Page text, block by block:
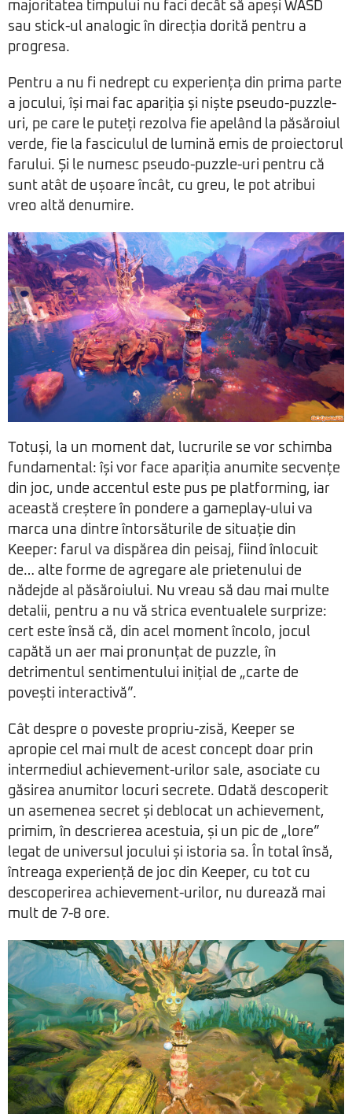
majoritatea timpului nu faci decât să apeși WASD
sau stick-ul analogic în direcția dorită pentru a
progresa.
Pentru a nu fi nedrept cu experiența din prima parte
a jocului, își mai fac apariția și niște pseudo-puzzle-
uri, pe care le puteți rezolva fie apelând la păsăroiul
verde, fie la fasciculul de lumină emis de proiectorul
farului. Și le numesc pseudo-puzzle-uri pentru că
sunt atât de ușoare încât, cu greu, le pot atribui
vreo altă denumire.
Totuși, la un moment dat, lucrurile se vor schimba
fundamental: își vor face apariția anumite secvențe
din joc, unde accentul este pus pe platforming, iar
această creștere în pondere a gameplay-ului va
marca una dintre întorsăturile de situație din
Keeper: farul va dispărea din peisaj, fiind înlocuit
de… alte forme de agregare ale prietenului de
nădejde al păsăroiului. Nu vreau să dau mai multe
detalii, pentru a nu vă strica eventualele surprize:
cert este însă că, din acel moment încolo, jocul
capătă un aer mai pronunțat de puzzle, în
detrimentul sentimentului inițial de „carte de
povești interactivă”.
Cât despre o poveste propriu-zisă, Keeper se
apropie cel mai mult de acest concept doar prin
intermediul achievement-urilor sale, asociate cu
găsirea anumitor locuri secrete. Odată descoperit
un asemenea secret și deblocat un achievement,
primim, în descrierea acestuia, și un pic de „lore”
legat de universul jocului și istoria sa. În total însă,
întreaga experiență de joc din Keeper, cu tot cu
descoperirea achievement-urilor, nu durează mai
mult de 7-8 ore.